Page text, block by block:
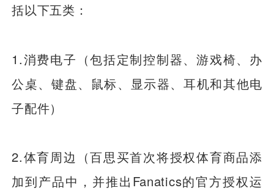
括以下五类：
1.消费电子（包括定制控制器、游戏椅、办
公桌、键盘、鼠标、显示器、耳机和其他电
子配件）
2.体育周边（百思买首次将授权体育商品添
加到产品中，并推出Fanatics的官方授权运